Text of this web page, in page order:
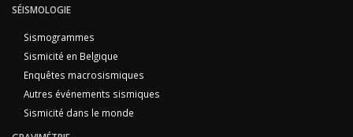
SÉISMOLOGIE
Sismogrammes
Sismicité en Belgique
Enquêtes macrosismiques
Autres événements sismiques
Sismicité dans le monde